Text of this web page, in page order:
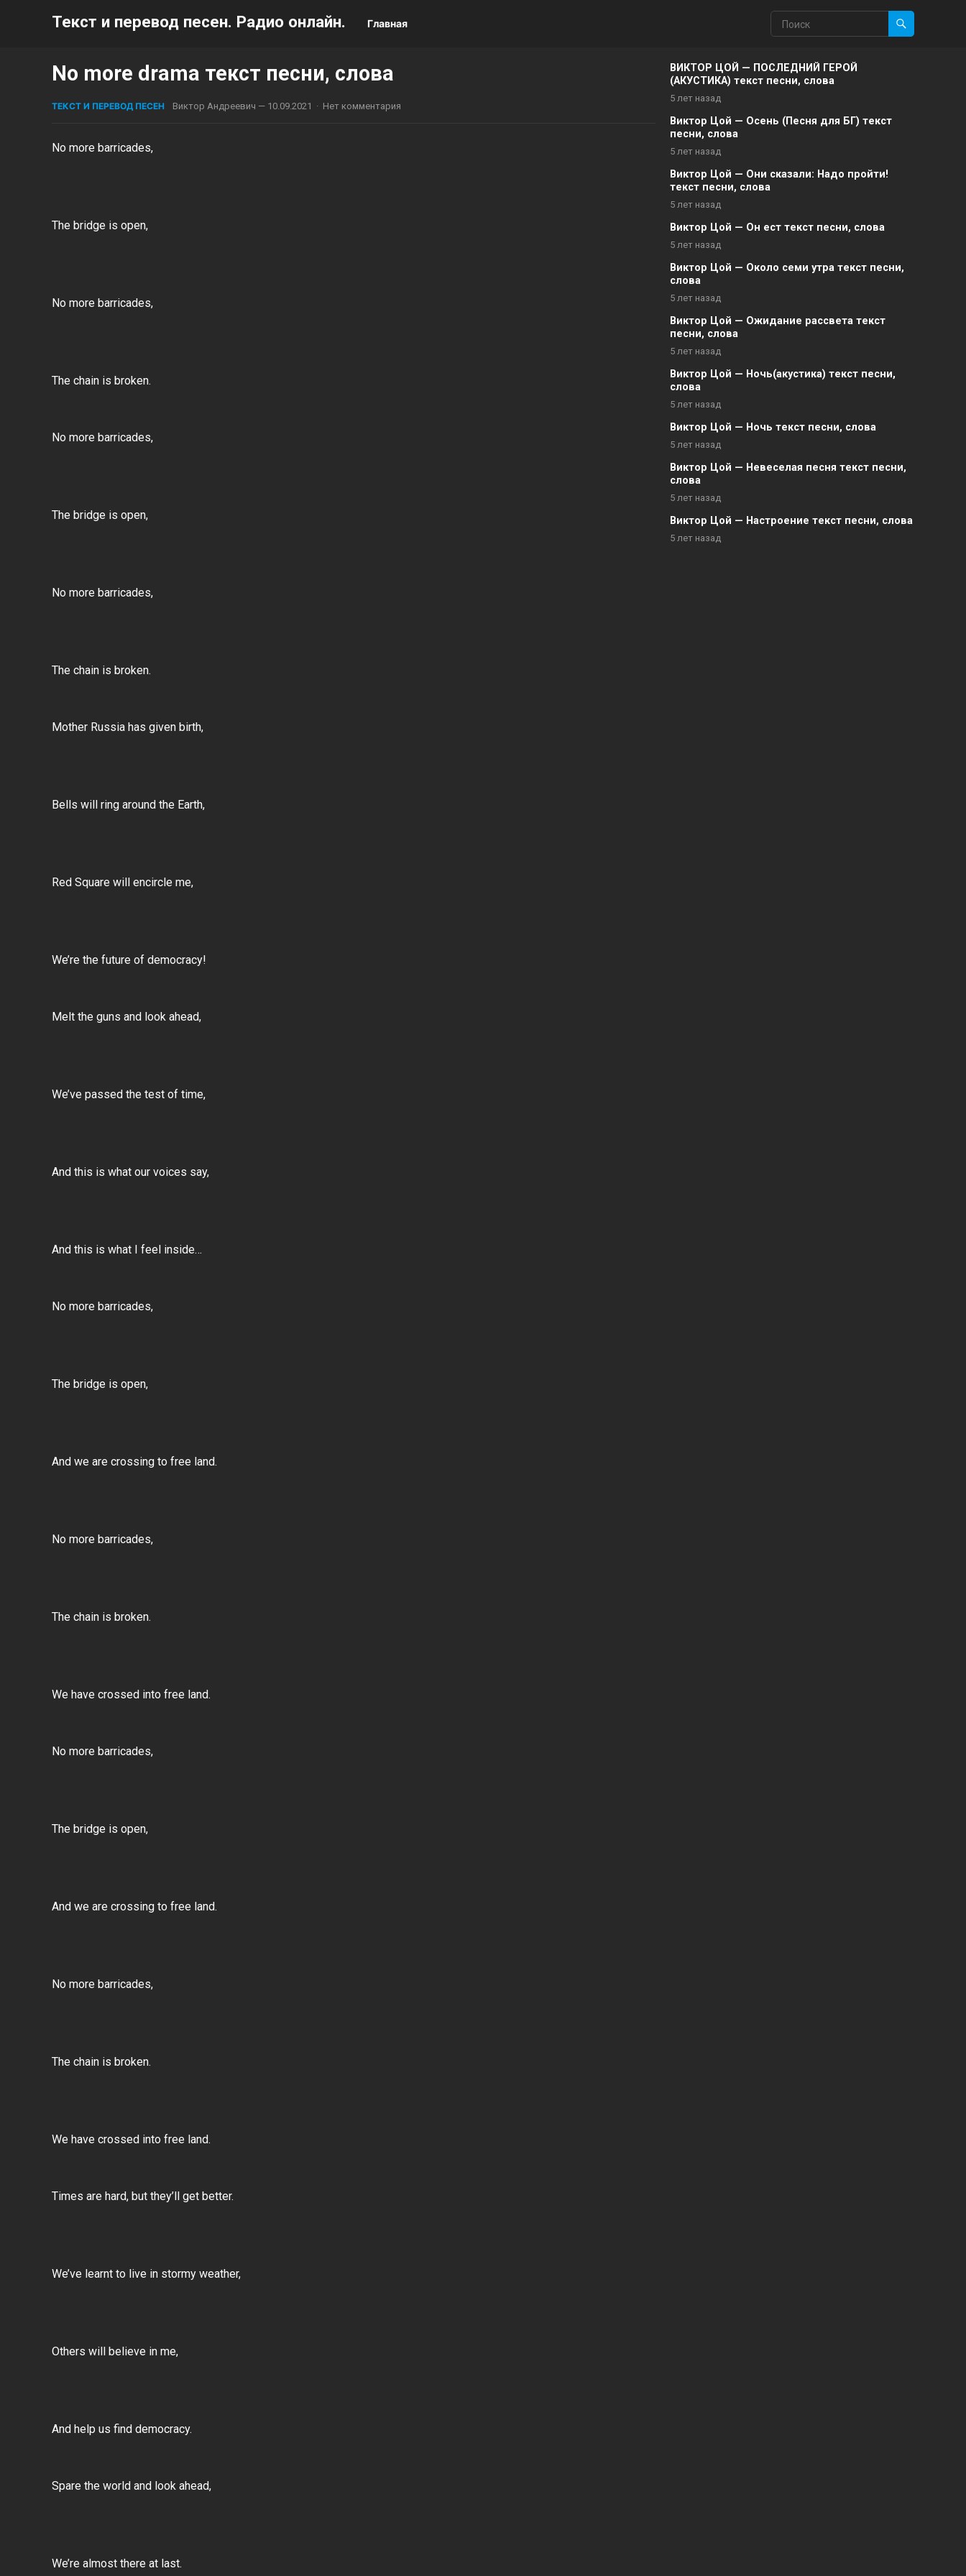
Текст и перевод песен. Радио онлайн. Главная
No more drama текст песни, слова
ТЕКСТ И ПЕРЕВОД ПЕСЕН Виктор Андреевич — 10.09.2021 · Нет комментария
No more barricades,
The bridge is open,
No more barricades,
The chain is broken.
No more barricades,
The bridge is open,
No more barricades,
The chain is broken.
Mother Russia has given birth,
Bells will ring around the Earth,
Red Square will encircle me,
We’re the future of democracy!
Melt the guns and look ahead,
We’ve passed the test of time,
And this is what our voices say,
And this is what I feel inside…
No more barricades,
The bridge is open,
And we are crossing to free land.
No more barricades,
The chain is broken.
We have crossed into free land.
No more barricades,
The bridge is open,
And we are crossing to free land.
No more barricades,
The chain is broken.
We have crossed into free land.
Times are hard, but they’ll get better.
We’ve learnt to live in stormy weather,
Others will believe in me,
And help us find democracy.
Spare the world and look ahead,
We’re almost there at last.
ВИКТОР ЦОЙ — ПОСЛЕДНИЙ ГЕРОЙ
(АКУСТИКА) текст песни, слова
5 лет назад
Виктор Цой — Осень (Песня для БГ) текст
песни, слова
5 лет назад
Виктор Цой — Они сказали: Надо пройти!
текст песни, слова
5 лет назад
Виктор Цой — Он ест текст песни, слова
5 лет назад
Виктор Цой — Около семи утра текст песни,
слова
5 лет назад
Виктор Цой — Ожидание рассвета текст
песни, слова
5 лет назад
Виктор Цой — Ночь(акустика) текст песни,
слова
5 лет назад
Виктор Цой — Ночь текст песни, слова
5 лет назад
Виктор Цой — Невеселая песня текст песни,
слова
5 лет назад
Виктор Цой — Настроение текст песни, слова
5 лет назад